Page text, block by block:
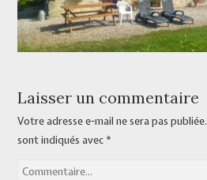
Laisser un commentaire
Votre adresse e-mail ne sera pas publiée.
sont indiqués avec *